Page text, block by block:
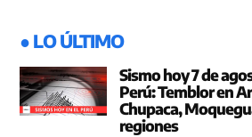
● LO ÚLTIMO
Sismo hoy 7 de
Perú: Temblor en
Chupaca,
regiones